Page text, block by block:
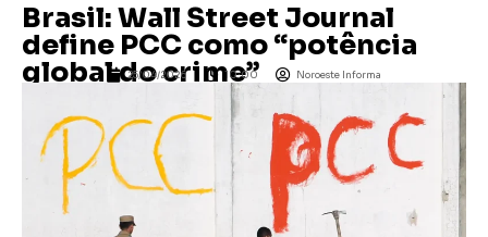
Brasil: Wall Street Journal
define PCC como “potência
global do crime”
25/04/2026 10:00 Noroeste Informa